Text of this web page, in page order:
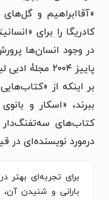
«آقاابراهیم و
کادریگا را برای
در وجود انسان‌ها
پاییز ۲۰۰۴
بر اینکه از
ببرند، «اسکار و
کتاب‌های سه‌تفنگ‌دار
درمورد نویسنده‌ای
برای تجربه‌ای
بارانی و شنیدن